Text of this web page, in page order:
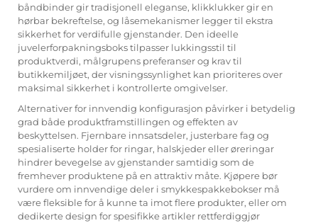
båndbinder gir tradisjonell eleganse, klikklukker gir en
hørbar bekreftelse, og låsemekanismer legger til ekstra
sikkerhet for verdifulle gjenstander. Den ideelle
juvelerforpakningsbokstilpasser lukkingsstil til
produktverdi, målgrupens preferanser og krav til
butikkemiljøet, der visningssynlighet kan prioriteres over
maksimal sikkerhet i kontrollerte omgivelser.
Alternativer for innvendig konfigurasjon påvirker i betydelig
grad både produktframstillingen og effekten av
beskyttelsen. Fjernbare innsatsdeler, justerbare fag og
spesialiserte holder for ringar, halskjeder eller øreringar
hindrer bevegelse av gjenstander samtidig som de
fremhever produktene på en attraktiv måte. Kjøpere bør
vurdere om innvendige deler i smykkespakkebokser må
være fleksible for å kunne ta imot flere produkter, eller om
dedikerte design for spesifikke artikler rettferdiggjør